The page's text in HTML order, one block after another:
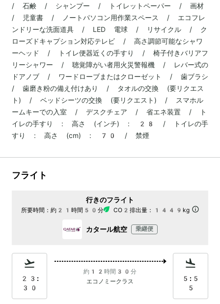
/ 石鹸 / シャンプー / トイレットペーパー / 画材
/ 児童書 / ノートパソコン用作業スペース / エコフレ
ンドリーな洗面道具 / LED 電球 / リサイクル / ク
ローズドキャプション対応テレビ / 高さ調節可能なシャワ
ーヘッド / トイレ便器近くの手すり / 椅子付きバリアフ
リーシャワー / 聴覚障がい者用火災警報機 / レバー式の
ドアノブ / ワードローブまたはクローゼット / 歯ブラシ
/ 歯磨き粉の備え付けあり / タオルの交換 (要リクエス
ト) / ベッドシーツの交換 (要リクエスト) / スマホル
ームキーでの入室 / デスクチェア / 省エネ装置 / ト
イレの手すり : 高さ (インチ) : 28 / トイレの手
すり : 高さ (cm) : 70 / 禁煙
フライト
行きのフライト
所要時間： 約21時間50分 CO2排出量： 1449kg
カタール航空 乗継便
23:
30
約12時間30分
エコノミークラス
5:5
5